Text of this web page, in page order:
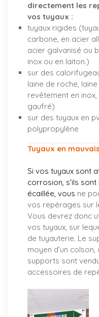
directement les
vos tuyaux :
tuyaux rigides
carbone, en acier
acier galvanisé ou
inox ou en laiton.)
sur des
laine de roche,
revêtement en inox,
gaufré)
sur des tuyaux en
polypropylène
Tuyaux en
Si vos tuyaux sont
corrosion, s'ils
écaillée, vous ne
vos repérages sur
Vous devrez donc
vos tuyaux, sur
de tuyauterie. Le
moyen d’un
supports sont
accessoires de